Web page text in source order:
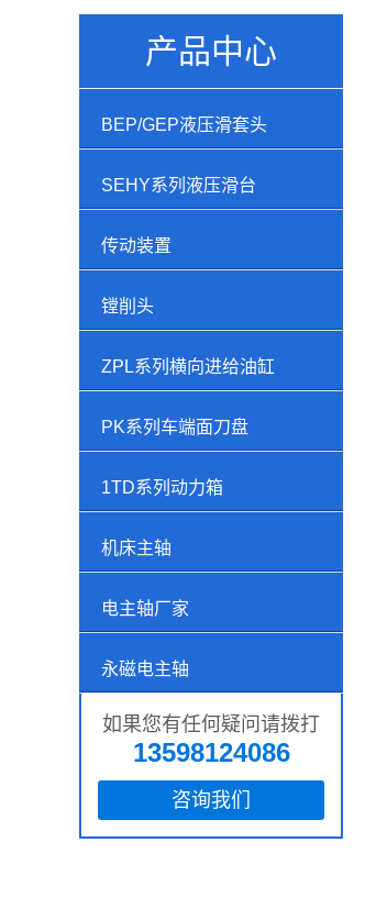
产品中心
BEP/GEP液压滑套头
SEHY系列液压滑台
传动装置
镗削头
ZPL系列横向进给油缸
PK系列车端面刀盘
1TD系列动力箱
机床主轴
电主轴厂家
永磁电主轴
如果您有任何疑问请拨打
13598124086
咨询我们